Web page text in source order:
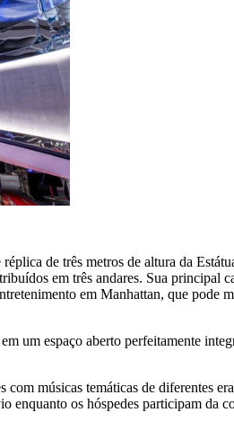
de três metros de altura da
em três andares. Sua
em Manhattan, que pode
um espaço aberto perfeitamente
músicas temáticas de diferentes
os hóspedes participam da